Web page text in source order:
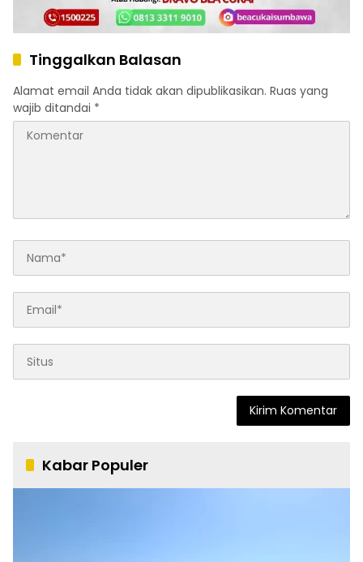
Tinggalkan Balasan
Alamat email Anda tidak akan dipublikasikan. Ruas yang
wajib ditandai *
Kabar Populer